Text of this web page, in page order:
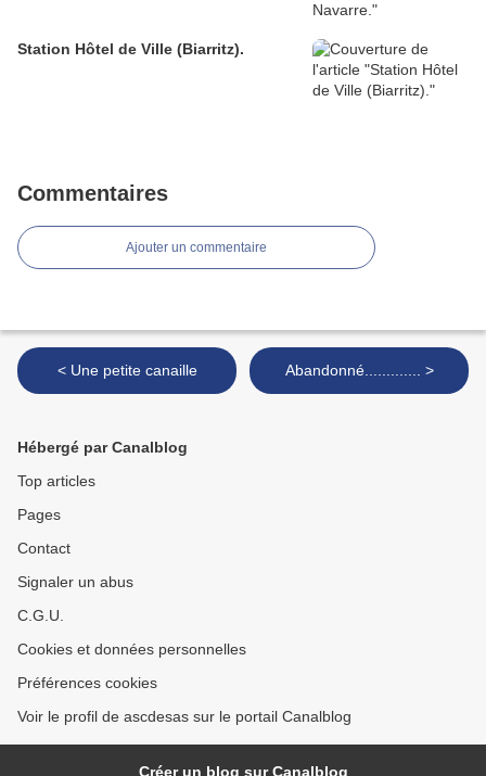
Station Hôtel de Ville (Biarritz).
Commentaires
Ajouter un commentaire
< Une petite canaille Abandonné............. >
Hébergé par Canalblog
Top articles
Pages
Contact
Signaler un abus
C.G.U.
Cookies et données personnelles
Préférences cookies
Voir le profil de ascdesas sur le portail Canalblog
Créer un blog sur Canalblog